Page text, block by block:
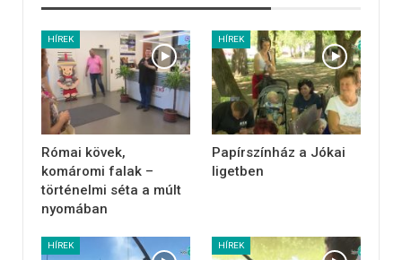
HÍREK
Római kövek,
komáromi falak –
történelmi séta a múlt
nyomában
HÍREK
Papírszínház a Jókai
ligetben
HÍREK HÍREK